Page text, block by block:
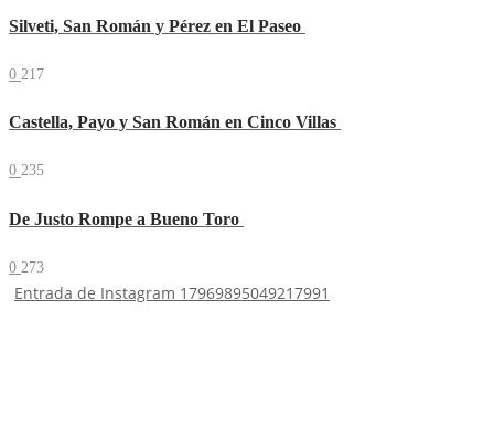
Silveti, San Román y Pérez en El Paseo
0 217
Castella, Payo y San Román en Cinco Villas
0 235
De Justo Rompe a Bueno Toro
0 273
Entrada de Instagram 17969895049217991